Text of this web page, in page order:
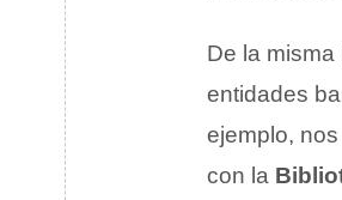
De la
entidades
ejemplo,
con la